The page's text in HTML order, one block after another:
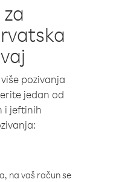
pozivanja
jedan od
i jeftinih
na vaš račun se